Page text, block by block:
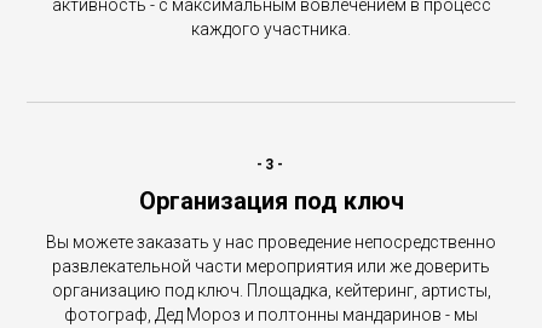
активность - с максимальным вовлечением в процесс
каждого участника.
-3-
Организация под ключ
Вы можете заказать у нас проведение непосредственно
развлекательной части мероприятия или же доверить
организацию под ключ. Площадка, кейтеринг, артисты,
фотограф, Дед Мороз и полтонны мандаринов - мы